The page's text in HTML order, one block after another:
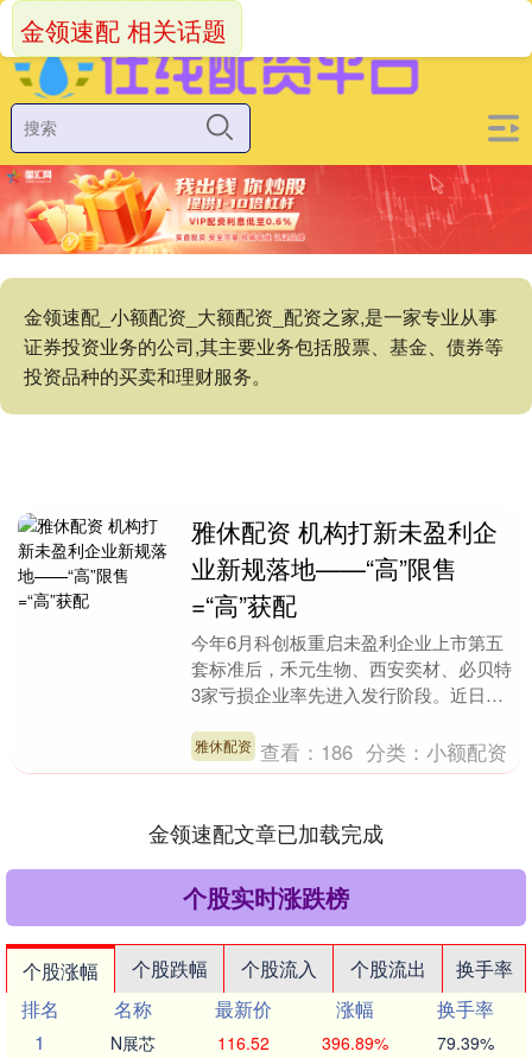
金领速配_小额配资_大额配资_配资之家,是一家专业从事
证券投资业务的公司,其主要业务包括股票、基金、债券等
投资品种的买卖和理财服务。
金领速配 相关话题
雅休配资 机构打新未盈利企
业新规落地——“高”限售
=“高”获配
今年6月科创板重启未盈利企业上市第五
套标准后，禾元生物、西安奕材、必贝特
3家亏损企业率先进入发行阶段。近日雅
作为首批在网下发....
雅休配资 查看： 186 分类：小额配资
金领速配文章已加载完成
个股实时涨跌榜
个股涨幅 个股跌幅 个股流入 个股流出
换手率
排名
名称 最新价 涨幅
换手率
1
N展芯 116.52 396.89% 79.39%